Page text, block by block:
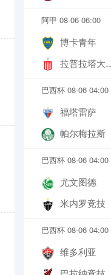
阿甲 08-06 06:00
博卡青年
拉普拉塔大学生
巴西杯 08-06 04:00
福塔雷萨
帕尔梅拉斯
巴西杯 08-06 04:00
尤文图德
米内罗竞技
巴西杯 08-06 04:00
维多利亚